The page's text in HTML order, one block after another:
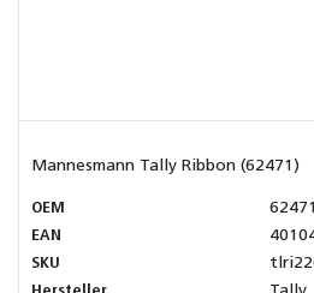
Mannesmann Tally Ribbon (62471)
OEM
62471
EAN
SKU